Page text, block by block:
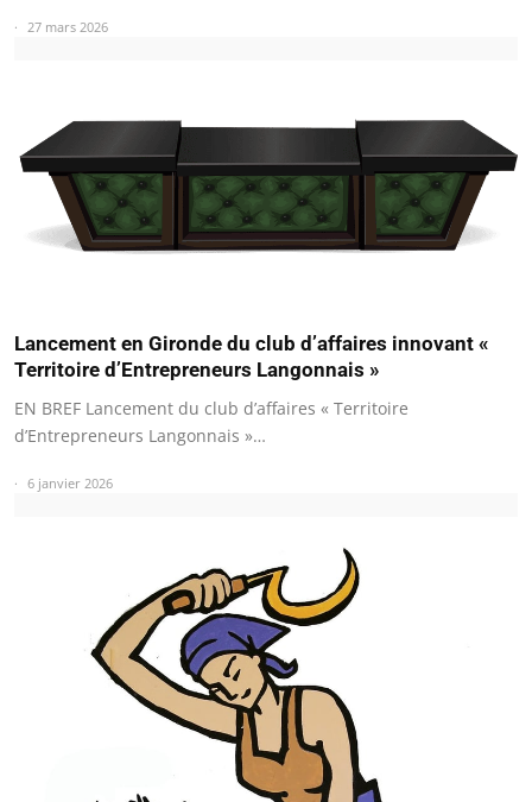
27 mars 2026
Lancement en Gironde du club d’affaires innovant «
Territoire d’Entrepreneurs Langonnais »
EN BREF Lancement du club d’affaires « Territoire
d’Entrepreneurs Langonnais »…
6 janvier 2026